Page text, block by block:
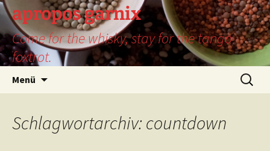
Zum
Inhalt
springen
apropos garnix
Come for the whisky, stay for the tango
foxtrot.
Menü
Suchen
nach:
Schlagwortarchiv: countdown